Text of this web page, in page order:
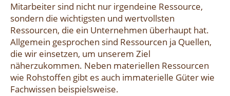
Mitarbeiter sind nicht nur irgendeine Ressource,
sondern die wichtigsten und wertvollsten
Ressourcen, die ein Unternehmen überhaupt hat.
Allgemein gesprochen sind Ressourcen ja Quellen,
die wir einsetzen, um unserem Ziel
näherzukommen. Neben materiellen Ressourcen
wie Rohstoffen gibt es auch immaterielle Güter wie
Fachwissen beispielsweise.